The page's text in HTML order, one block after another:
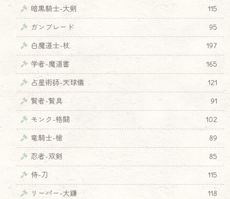
暗黒騎士-大剣
115
ガンブレード
95
白魔道士-杖
197
学者-魔道書
165
占星術師-天球儀
121
賢者-賢具
91
モンク-格闘
102
竜騎士-槍
89
忍者-双剣
85
侍-刀
115
リーパー-大鎌
118